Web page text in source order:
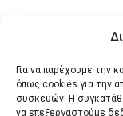
Για να παρέχουμε την
όπως cookies για την
συσκευών. Η
να επεξεργαστούμε